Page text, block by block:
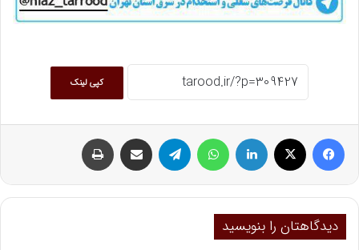
کپی لینک
ایکس
دیدگاهتان را بنویسید